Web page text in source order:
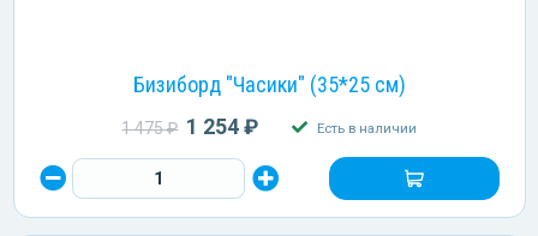
Бизиборд "Часики" (35*25 см)
1 475 ₽ 1 254 ₽ Есть в наличии